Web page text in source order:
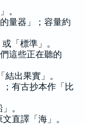
。
量器」；容量約
「標準」。
這些正在聽的
出果實」。
有古抄本作「比
。
直譯「海」。